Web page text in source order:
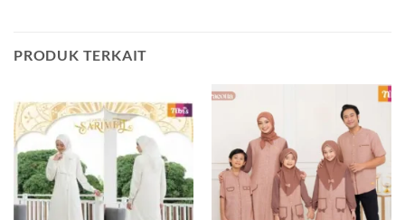
PRODUK TERKAIT